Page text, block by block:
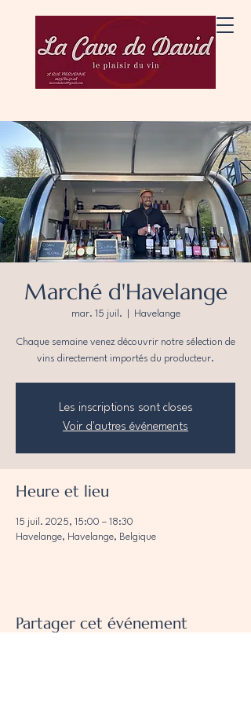
Marché d'Havelange
mar. 15 juil. Havelange
Chaque semaine venez découvrir notre sélection de
vins directement importés du producteur.
Les inscriptions sont closes
Voir d'autres événements
Heure et lieu
15 juil. 2025, 15:00 – 18:30
Havelange, Havelange, Belgique
Partager cet événement